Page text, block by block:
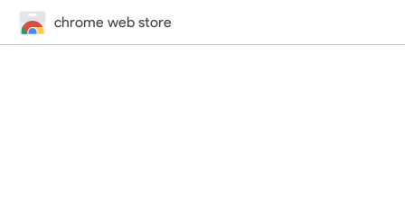
chrome web store